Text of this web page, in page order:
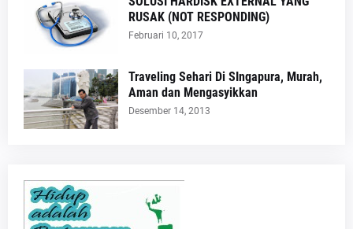
RUSAK (NOT RESPONDING)
Februari 10, 2017
Traveling Sehari Di SIngapura, Murah,
Aman dan Mengasyikkan
Desember 14, 2013